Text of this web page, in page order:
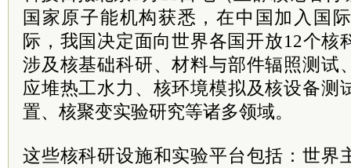
国家原子能机构获悉，在中国加入国
际，我国决定面向世界各国开放12个核
涉及核基础科研、材料与部件辐照测试
应堆热工水力、核环境模拟及核设备测
置、核聚变实验研究等诸多领域。
这些核科研设施和实验平台包括：世界